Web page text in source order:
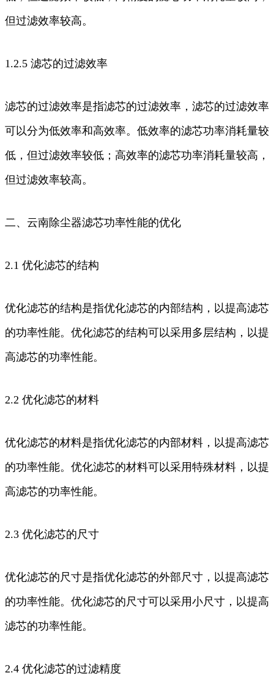
但过滤效率较高。
1.2.5 滤芯的过滤效率
滤芯的过滤效率是指滤芯的过滤效率，滤芯的过滤效率
可以分为低效率和高效率。低效率的滤芯功率消耗量较
低，但过滤效率较低；高效率的滤芯功率消耗量较高，
但过滤效率较高。
二、云南除尘器滤芯功率性能的优化
2.1 优化滤芯的结构
优化滤芯的结构是指优化滤芯的内部结构，以提高滤芯
的功率性能。优化滤芯的结构可以采用多层结构，以提
高滤芯的功率性能。
2.2 优化滤芯的材料
优化滤芯的材料是指优化滤芯的内部材料，以提高滤芯
的功率性能。优化滤芯的材料可以采用特殊材料，以提
高滤芯的功率性能。
2.3 优化滤芯的尺寸
优化滤芯的尺寸是指优化滤芯的外部尺寸，以提高滤芯
的功率性能。优化滤芯的尺寸可以采用小尺寸，以提高
滤芯的功率性能。
2.4 优化滤芯的过滤精度